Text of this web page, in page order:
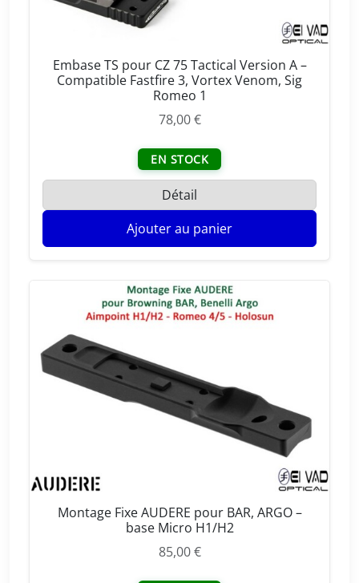
Embase TS pour CZ 75 Tactical Version A –
Compatible Fastfire 3, Vortex Venom, Sig
Romeo 1
78,00€
EN STOCK
Détail
Ajouter au panier
Montage Fixe AUDERE pour BAR, ARGO –
base Micro H1/H2
85,00€